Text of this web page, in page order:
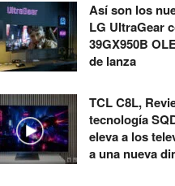
Así son los
LG UltraGear
39GX950B
de lanza
TCL C8L,
tecnología
eleva a los
a una nueva